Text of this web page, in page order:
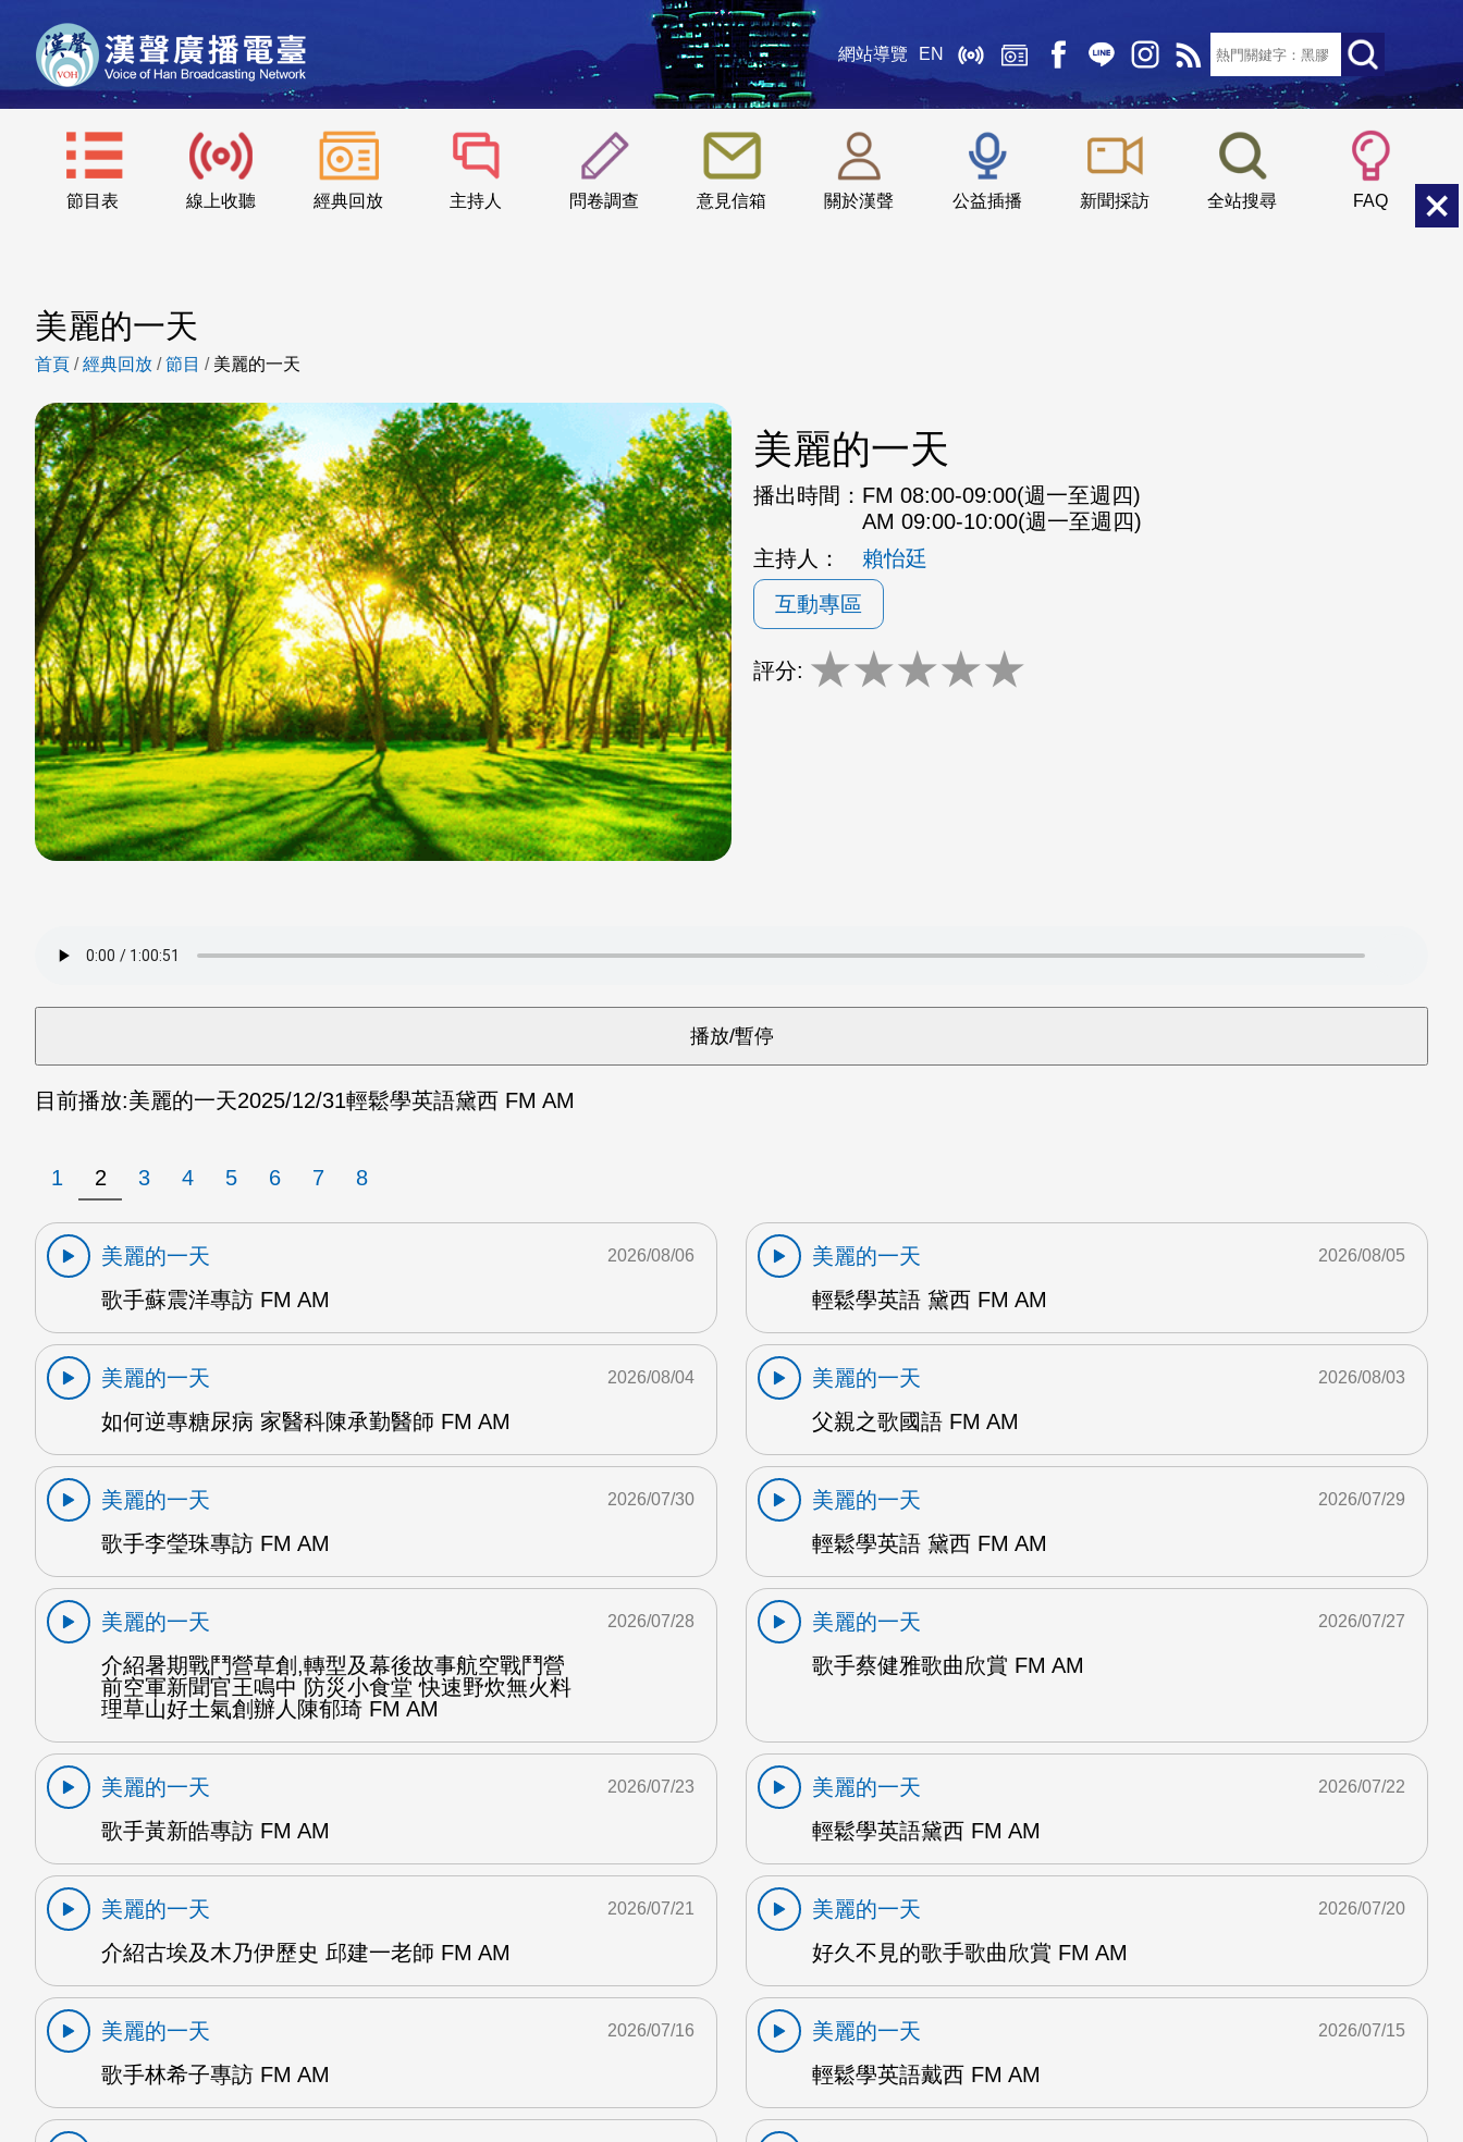
網站導覽 EN
節目表 線上收聽 經典回放 主持人 問卷調查 意見信箱 關於漢聲 公益插播 新聞採訪 全站搜尋 FAQ
::: 小 中
美麗的一天
首頁 /經典回放 /節目 / 美麗的一天
美麗的一天
播出時間： FM 08:00-09:00(週一至週四)
AM 09:00-10:00(週一至週四)
主持人：
賴怡廷
互動專區
評分: ★★★★★
目前播放:美麗的一天2025/12/31輕鬆學英語黛西 FM AM
1 2 3 4 5 6 7 8
美麗的一天
歌手蘇震洋專訪 FM AM
2026/08/06
美麗的一天
輕鬆學英語 黛西 FM AM
2026/08/05
美麗的一天
如何逆專糖尿病 家醫科陳承勤醫師 FM AM
2026/08/04
美麗的一天
父親之歌國語 FM AM
2026/08/03
美麗的一天
歌手李瑩珠專訪 FM AM
2026/07/30
美麗的一天
輕鬆學英語 黛西 FM AM
2026/07/29
美麗的一天
介紹暑期戰鬥營草創,轉型及幕後故事航空戰鬥營
前空軍新聞官王鳴中 防災小食堂 快速野炊無火料
理草山好土氣創辦人陳郁琦 FM AM
2026/07/28
美麗的一天
歌手蔡健雅歌曲欣賞 FM AM
2026/07/27
美麗的一天
歌手黃新皓專訪 FM AM
2026/07/23
美麗的一天
輕鬆學英語黛西 FM AM
2026/07/22
美麗的一天
介紹古埃及木乃伊歷史 邱建一老師 FM AM
2026/07/21
美麗的一天
好久不見的歌手歌曲欣賞 FM AM
2026/07/20
美麗的一天
歌手林希子專訪 FM AM
2026/07/16
美麗的一天
輕鬆學英語戴西 FM AM
2026/07/15